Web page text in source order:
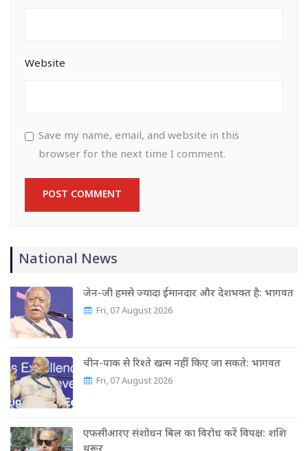
Website
Save my name, email, and website in this
browser for the next time I comment.
National News
जेन-जी हमसे ज्यादा ईमानदार और देशभक्त है: भागवत
Fri, 07 August 2026
चीन-पाक से रिश्ते खत्म नहीं किए जा सकते: भागवत
Fri, 07 August 2026
एफसीआरए संशोधन बिल का विरोध करें विपक्ष: शशि